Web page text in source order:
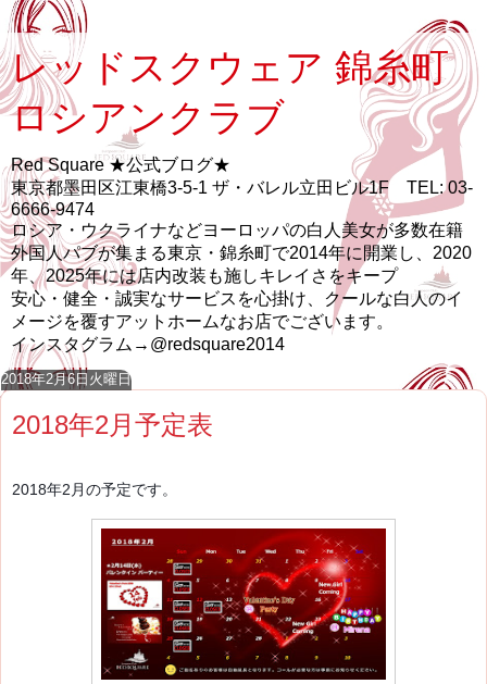
レッドスクウェア 錦糸町
ロシアンクラブ
Red Square ★公式ブログ★
東京都墨田区江東橋3-5-1 ザ・バレル立田ビル1F TEL: 03-
6666-9474
ロシア・ウクライナなどヨーロッパの白人美女が多数在籍
外国人パブが集まる東京・錦糸町で2014年に開業し、2020
年、2025年には店内改装も施しキレイさをキープ
安心・健全・誠実なサービスを心掛け、クールな白人のイ
メージを覆すアットホームなお店でございます。
インスタグラム→@redsquare2014
2018年2月6日火曜日
2018年2月予定表
2018年2月の予定です。